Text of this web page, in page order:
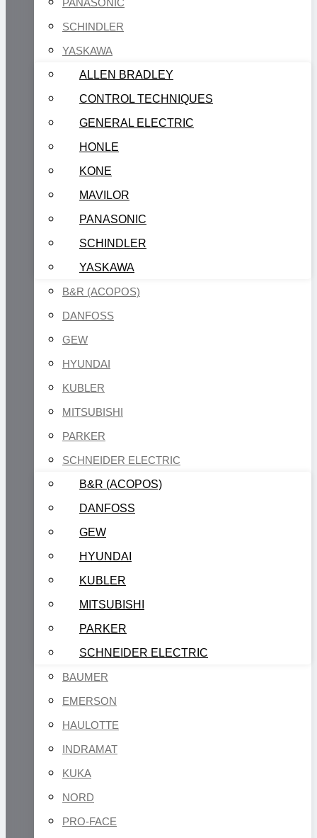
PANASONIC
SCHINDLER
YASKAWA
ALLEN BRADLEY
CONTROL TECHNIQUES
GENERAL ELECTRIC
HONLE
KONE
MAVILOR
PANASONIC
SCHINDLER
YASKAWA
B&R (ACOPOS)
DANFOSS
GEW
HYUNDAI
KUBLER
MITSUBISHI
PARKER
SCHNEIDER ELECTRIC
B&R (ACOPOS)
DANFOSS
GEW
HYUNDAI
KUBLER
MITSUBISHI
PARKER
SCHNEIDER ELECTRIC
BAUMER
EMERSON
HAULOTTE
INDRAMAT
KUKA
NORD
PRO-FACE